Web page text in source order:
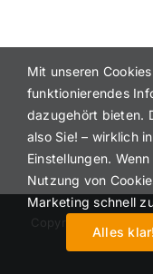
Copyright 2012 -
Mit unseren
funktionierendes
dazugehört bieten.
also Sie! – wirklich
Einstellungen.
Nutzung von
Marketing schnell
Alles klar!